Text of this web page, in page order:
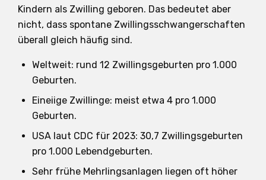
Kindern als Zwilling geboren. Das bedeutet aber
nicht, dass spontane Zwillingsschwangerschaften
überall gleich häufig sind.
Weltweit: rund 12 Zwillingsgeburten pro 1.000
Geburten.
Eineiige Zwillinge: meist etwa 4 pro 1.000
Geburten.
USA laut CDC für 2023: 30,7 Zwillingsgeburten
pro 1.000 Lebendgeburten.
Sehr frühe Mehrlingsanlagen liegen oft höher